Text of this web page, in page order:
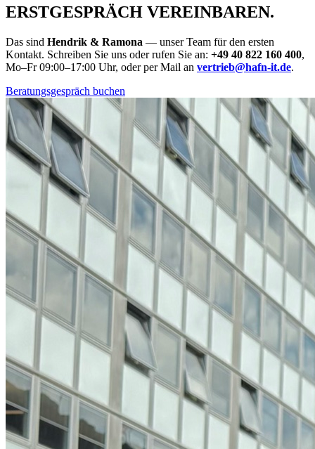
ERSTGESPRÄCH VEREINBAREN.
Das sind Hendrik & Ramona — unser Team für den ersten
Kontakt. Schreiben Sie uns oder rufen Sie an: +49 40 822 160 400,
Mo–Fr 09:00–17:00 Uhr, oder per Mail an vertrieb@hafn-it.de.
Beratungsgespräch buchen